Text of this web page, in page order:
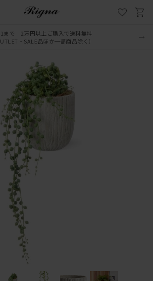
まで 2万円以上ご購入で送料無料
・SALE品ほか一部商品除く）